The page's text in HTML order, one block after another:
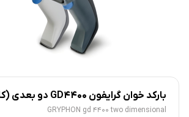
بارکد خوان گرایفون GD4400 دو بعدی (کارکرده)
GRYPHON gd 4400 two dimensional